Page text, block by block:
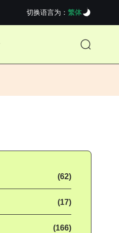
切换语言为： 繁体
(62)
(17)
(166)